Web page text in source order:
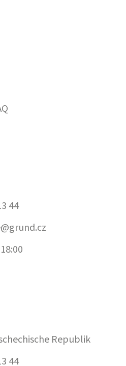
44
Republik
44